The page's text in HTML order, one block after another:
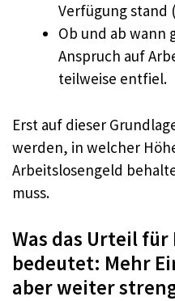
Verfügung stand
Ob und ab wann
Anspruch auf
teilweise entfiel.
Erst auf dieser
werden, in welcher
Arbeitslosengeld
muss.
Was das Urteil
bedeutet: Mehr
aber weiter